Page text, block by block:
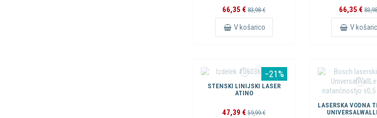
66,35 €83,98 €
V košarico
66,35 €
V
−21%
STENSKI LINIJSKI LASER
ATINO
47,39 €59,99 €
LASERSKA VODNA